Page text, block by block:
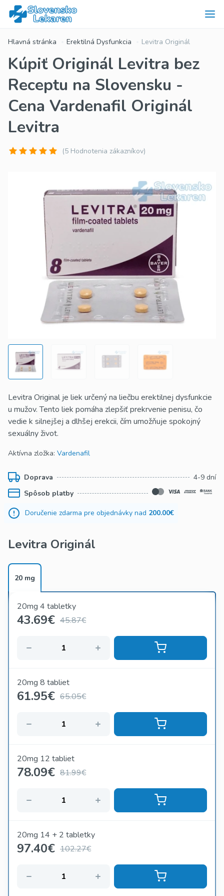
Hlavná stránka Erektilná Dysfunkcia Levitra Originál
Kúpiť Originál Levitra bez
Receptu na Slovensku -
Cena Vardenafil Originál
Levitra
(5 Hodnotenia zákazníkov)
Levitra Original je liek určený na liečbu erektilnej dysfunkcie
u mužov. Tento liek pomáha zlepšiť prekrvenie penisu, čo
vedie k silnejšej a dlhšej erekcii, čím umožňuje spokojný
sexuálny život.
Aktívna zložka: Vardenafil
Doprava
4-9 dní
Spôsob platby
Doručenie zdarma pre objednávky nad 200.00€
Levitra Originál
20 mg
20mg 4 tabletky
43.69€ 45.87€
20mg 8 tabliet
61.95€ 65.05€
20mg 12 tabliet
78.09€ 81.99€
20mg 14 + 2 tabletky
97.40€ 102.27€